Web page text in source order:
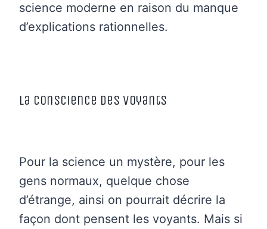
science moderne en raison du manque
d’explications rationnelles.
La conscience des voyants
Pour la science un mystère, pour les
gens normaux, quelque chose
d’étrange, ainsi on pourrait décrire la
façon dont pensent les voyants. Mais si